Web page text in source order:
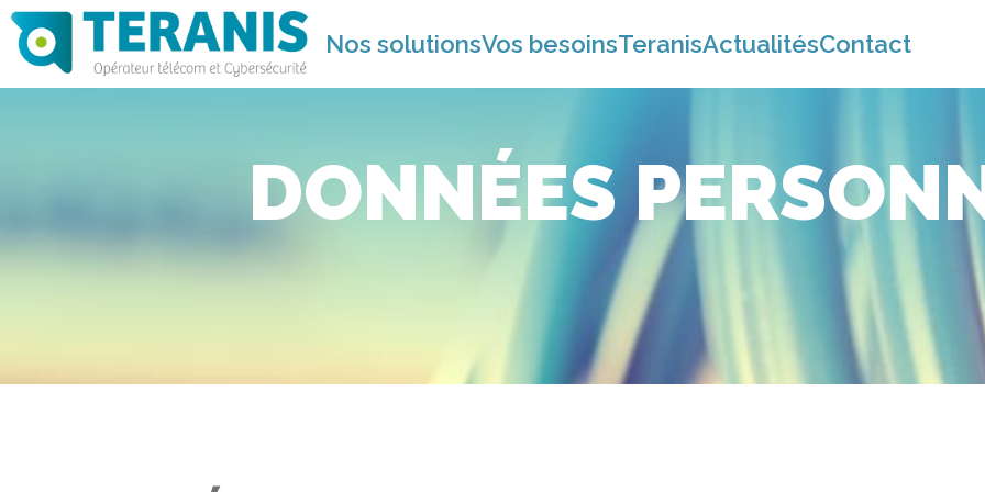
Nos solutionsVos besoinsTeranisActualitésContact
DONNÉES